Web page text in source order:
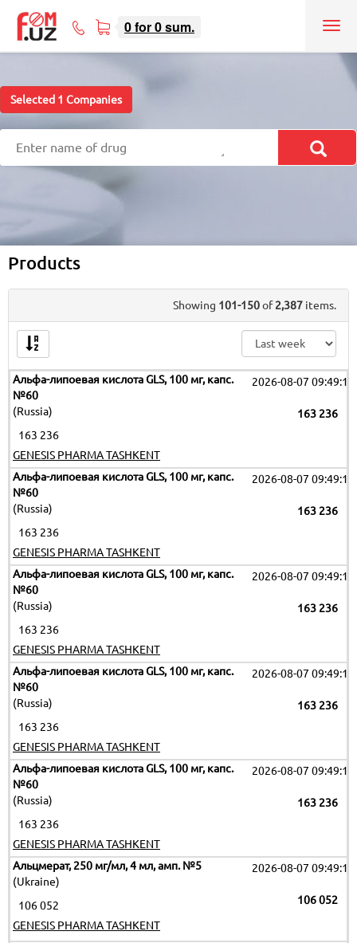
0for0sum.
207-
08
Selected 1 Companies
Products
Showing 101-150of2,387 items.
Альфа-липоевая кислота GLS, 100 мг, капс.
№60
(Russia)
2026-08-07 09:49:17
163 236
163 236
GENESIS PHARMA TASHKENT
Альфа-липоевая кислота GLS, 100 мг, капс.
№60
(Russia)
2026-08-07 09:49:17
163 236
163 236
GENESIS PHARMA TASHKENT
Альфа-липоевая кислота GLS, 100 мг, капс.
№60
(Russia)
2026-08-07 09:49:17
163 236
163 236
GENESIS PHARMA TASHKENT
Альфа-липоевая кислота GLS, 100 мг, капс.
№60
(Russia)
2026-08-07 09:49:17
163 236
163 236
GENESIS PHARMA TASHKENT
Альфа-липоевая кислота GLS, 100 мг, капс.
№60
(Russia)
2026-08-07 09:49:17
163 236
163 236
GENESIS PHARMA TASHKENT
Альцмерат, 250 мг/мл, 4 мл, амп. №5
(Ukraine)
2026-08-07 09:49:17
106 052
106 052
GENESIS PHARMA TASHKENT